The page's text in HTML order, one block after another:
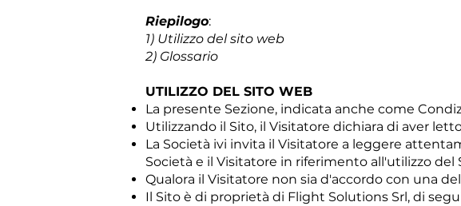
Riepilogo:
1) Utilizzo del sito web
2) Glossario
UTILIZZO DEL SITO WEB
La presente Sezione, indicata anche come
Utilizzando il Sito, il Visitatore dichiara di aver
La Società ivi invita il Visitatore a leggere
Società e il Visitatore in riferimento all'utilizzo del
Qualora il Visitatore non sia d'accordo con una
Il Sito è di proprietà di Flight Solutions Srl, di